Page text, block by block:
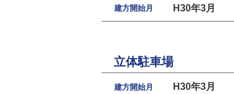
建方開始月 H30年3月
立体駐車場
建方開始月 H30年3月